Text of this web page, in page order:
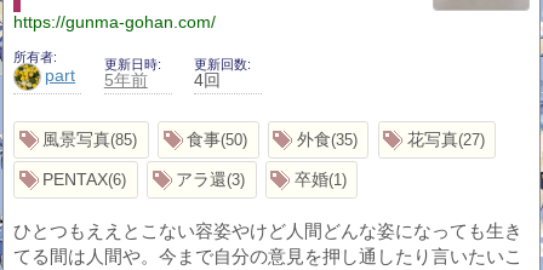
https://gunma-gohan.com/
所有者
part
更新日時
5年前
更新回数
4回
風景写真 85 食事 50 外食 35 花写真 27
PENTAX 6 アラ還 3 卒婚 1
ひとつもええとこない容姿やけど人間どんな姿になっても生き
てる間は人間や。今まで自分の意見を押し通したり言いたいこ